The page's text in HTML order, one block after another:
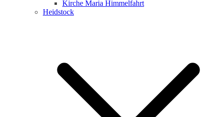
Kirche Maria Himmelfahrt
Heidstock